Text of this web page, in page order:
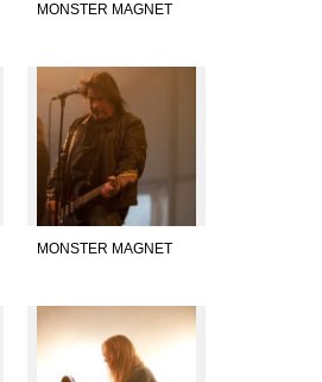
MONSTER MAGNET
MONSTER MAGNET